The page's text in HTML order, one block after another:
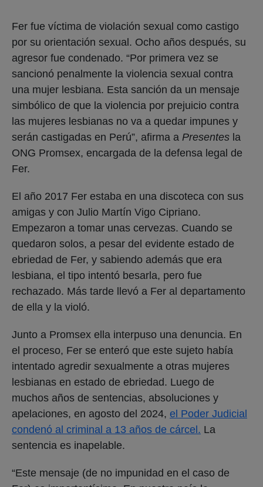
Fer fue víctima de violación sexual como castigo
por su orientación sexual. Ocho años después, su
agresor fue condenado. “Por primera vez se
sancionó penalmente la violencia sexual contra
una mujer lesbiana. Esta sanción da un mensaje
simbólico de que la violencia por prejuicio contra
las mujeres lesbianas no va a quedar impunes y
serán castigadas en Perú”, afirma a Presentes la
ONG Promsex, encargada de la defensa legal de
Fer.
El año 2017 Fer estaba en una discoteca con sus
amigas y con Julio Martín Vigo Cipriano.
Empezaron a tomar unas cervezas. Cuando se
quedaron solos, a pesar del evidente estado de
ebriedad de Fer, y sabiendo además que era
lesbiana, el tipo intentó besarla, pero fue
rechazado. Más tarde llevó a Fer al departamento
de ella y la violó.
Junto a Promsex ella interpuso una denuncia. En
el proceso, Fer se enteró que este sujeto había
intentado agredir sexualmente a otras mujeres
lesbianas en estado de ebriedad. Luego de
muchos años de sentencias, absoluciones y
apelaciones, en agosto del 2024, el Poder Judicial
condenó al criminal a 13 años de cárcel. La
sentencia es inapelable.
“Este mensaje (de no impunidad en el caso de